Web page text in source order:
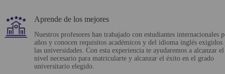
Aprende de los mejores
Nuestros profesores han trabajado con estudiantes internacionales
años y conocen requisitos académicos y del idioma inglés exigidos
las universidades. Con esta experiencia te ayudaremos a alcanzar el
nivel necesario para matricularte y alcanzar el éxito en el grado
universitario elegido.